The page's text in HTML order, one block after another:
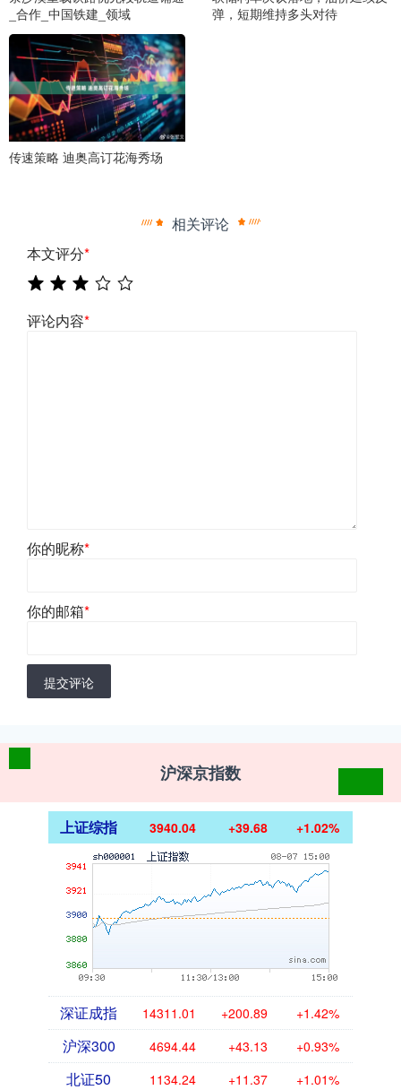
_合作_中国铁建_领域
弹，短期维持多头对待
传速策略 迪奥高订花海秀场
相关评论
本文评分*
评论内容*
你的昵称*
你的邮箱*
提交评论
沪深京指数
上证综指 3940.04 +39.68 +1.02%
深证成指 14311.01 +200.89 +1.42%
沪深300 4694.44 +43.13 +0.93%
北证50 1134.24 +11.37 +1.01%